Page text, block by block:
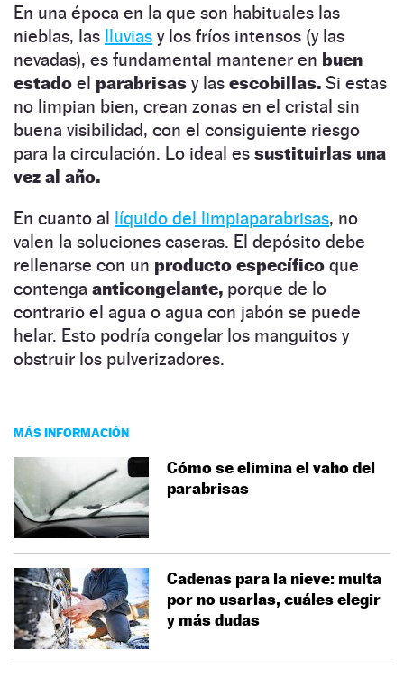
En una época en la que son habituales las
nieblas, las lluvias y los fríos intensos (y las
nevadas), es fundamental mantener en buen
estado el parabrisas y las escobillas. Si estas
no limpian bien, crean zonas en el cristal sin
buena visibilidad, con el consiguiente riesgo
para la circulación. Lo ideal es sustituirlas una
vez al año.
En cuanto al líquido del limpiaparabrisas, no
valen la soluciones caseras. El depósito debe
rellenarse con un producto específico que
contenga anticongelante, porque de lo
contrario el agua o agua con jabón se puede
helar. Esto podría congelar los manguitos y
obstruir los pulverizadores.
MÁS INFORMACIÓN
Cómo se elimina el vaho del
parabrisas
Cadenas para la nieve: multa
por no usarlas, cuáles elegir
y más dudas